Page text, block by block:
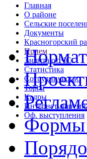
Главная
О районе
Сельские
Документы
Красногорский
Прием
Защита от ЧС
Статистика
Сотрудничество
Торги
Кадры
Интернет-
Оф. выступления
Формы